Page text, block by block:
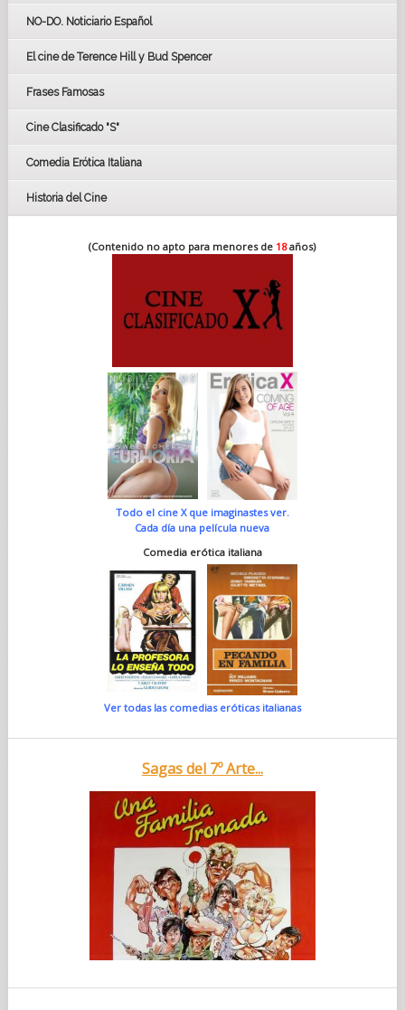
GOYAS
BAFTA
NO-DO. Noticiario Español
El cine de Terence Hill y Bud Spencer
Frases Famosas
Cine Clasificado "S"
Comedia Erótica Italiana
Historia del Cine
(Contenido no apto para menores de 18años)
Todo el cine X que imaginastes ver.
Cada día una película nueva
Comedia erótica italiana
Ver todas las comedias eróticas italianas
Sagas del 7º Arte...